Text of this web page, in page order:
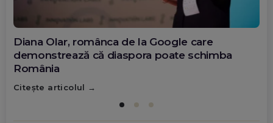
Diana Olar, românca de la Google care
demonstrează că diaspora poate schimba
România
Citește articolul